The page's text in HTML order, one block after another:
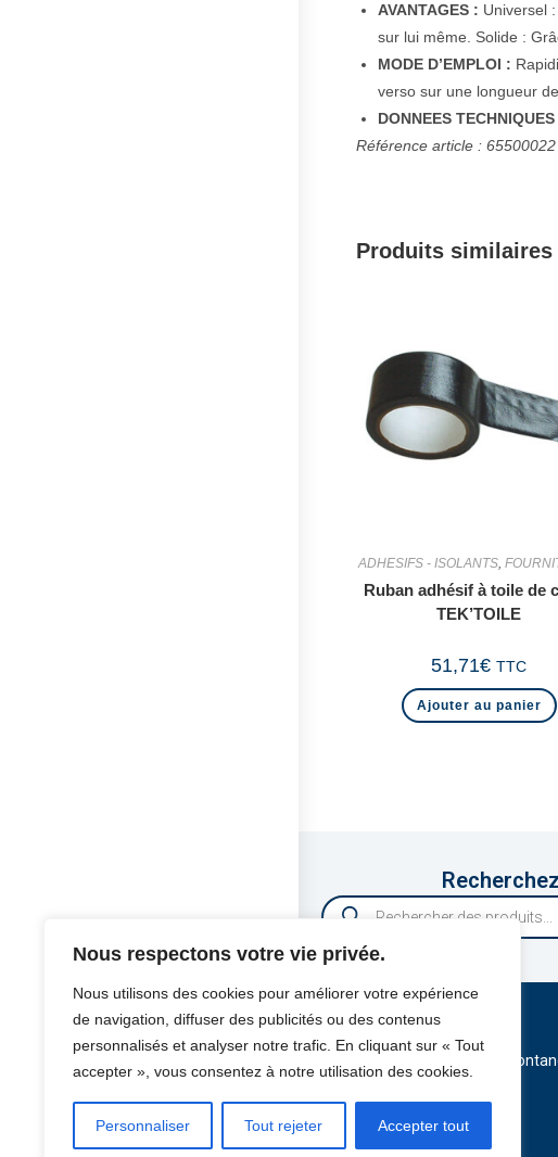
Nous respectons votre vie privée.
Nous utilisons des cookies pour améliorer votre expérience
de navigation, diffuser des publicités ou des contenus
personnalisés et analyser notre trafic. En cliquant sur « Tout
accepter », vous consentez à notre utilisation des cookies.
Personnaliser Tout rejeter Accepter tout
AVANTAGES : Universel
sur lui même. Solide :
MODE D’EMPLOI :
verso sur une longueur
DONNEES TECHNIQUES
Référence article : 65500022
Produits similaires
ADHESIFS - ISOLANTS,
Ruban adhésif à toile de
TEK’TOILE
51,71€ TTC
Ajouter au panier
PROTEK SAS
425 Avenue de la